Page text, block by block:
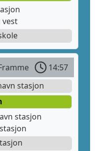
vest
14:57
stasjon
stasjon